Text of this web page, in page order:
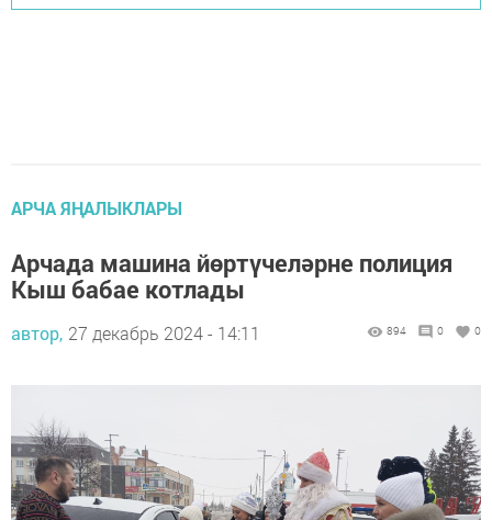
АРЧА ЯҢАЛЫКЛАРЫ
Арчада машина йөртүчеләрне полиция
Кыш бабае котлады
автор, 27 декабрь 2024 - 14:11 894 0 0